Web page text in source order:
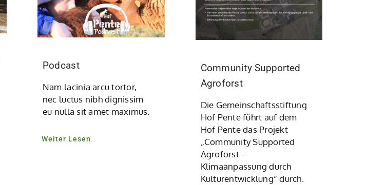
Podcast
Nam lacinia arcu tortor,
nec luctus nibh dignissim
eu nulla sit amet maximus.
Weiter Lesen
Community Supported
Agroforst
Die Gemeinschaftsstiftung
Hof Pente führt auf dem
Hof Pente das Projekt
„Community Supported
Agroforst –
Klimaanpassung durch
Kulturentwicklung“ durch.